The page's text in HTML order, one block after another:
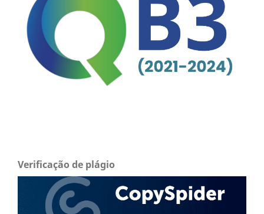
Verificação de plágio